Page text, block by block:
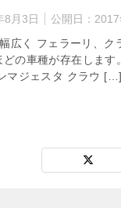
8月3日 公開日：
広く フェラーリ、ク
どの車種が存在しま
マジェスタ クラウ […]